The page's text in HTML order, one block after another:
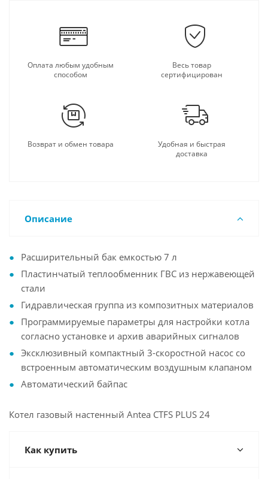
Оплата любым удобным
способом
Весь товар
сертифицирован
Возврат и обмен товара
Удобная и быстрая
доставка
Описание
Расширительный бак емкостью 7 л
Пластинчатый теплообменник ГВС из нержавеющей
стали
Гидравлическая группа из композитных материалов
Программируемые параметры для настройки котла
согласно установке и архив аварийных сигналов
Эксклюзивный компактный 3-скоростной насос со
встроенным автоматическим воздушным клапаном
Автоматический байпас
Котел газовый настенный Antea CTFS PLUS 24
Как купить